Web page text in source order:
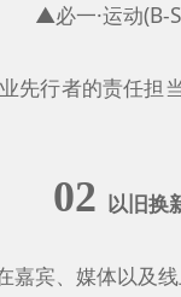
▲必一·运动(B-
的责任担当
02 以旧换
宾、媒体以及线